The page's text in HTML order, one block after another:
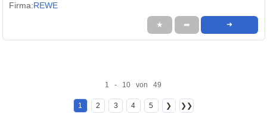
Firma:REWE
★ ➦ ➜
1 - 10 von 49
1 2 3 4 5 ❯ ❯❯